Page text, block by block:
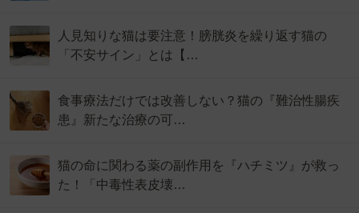
人見知りな猫は要注意！膀胱炎を繰り返す猫の
「不安サイン」とは【…
食事療法だけでは改善しない？猫の『難治性腸疾
患』新たな治療の可…
猫の命に関わる薬の副作用を『ハチミツ』が救っ
た！「中毒性表皮壊…